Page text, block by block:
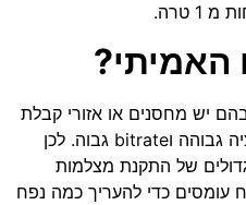
טרה.
יש מחסנים או אזורי קבלת
סחורה, מצלמות עובדות ברזולוציה גבוהה וbitrate גבוה. לכן
של התקנת מצלמות
עומסים כדי להעריך כמה נפח